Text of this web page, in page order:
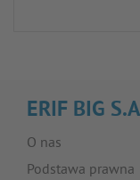
ERIF BIG
O nas
Podstawa prawna